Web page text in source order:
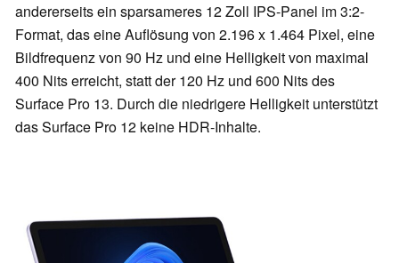
andererseits ein sparsameres 12 Zoll IPS-Panel im 3:2-
Format, das eine Auflösung von 2.196 x 1.464 Pixel, eine
Bildfrequenz von 90 Hz und eine Helligkeit von maximal
400 Nits erreicht, statt der 120 Hz und 600 Nits des
Surface Pro 13. Durch die niedrigere Helligkeit unterstützt
das Surface Pro 12 keine HDR-Inhalte.